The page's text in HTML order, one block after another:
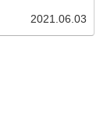
2021.06.03